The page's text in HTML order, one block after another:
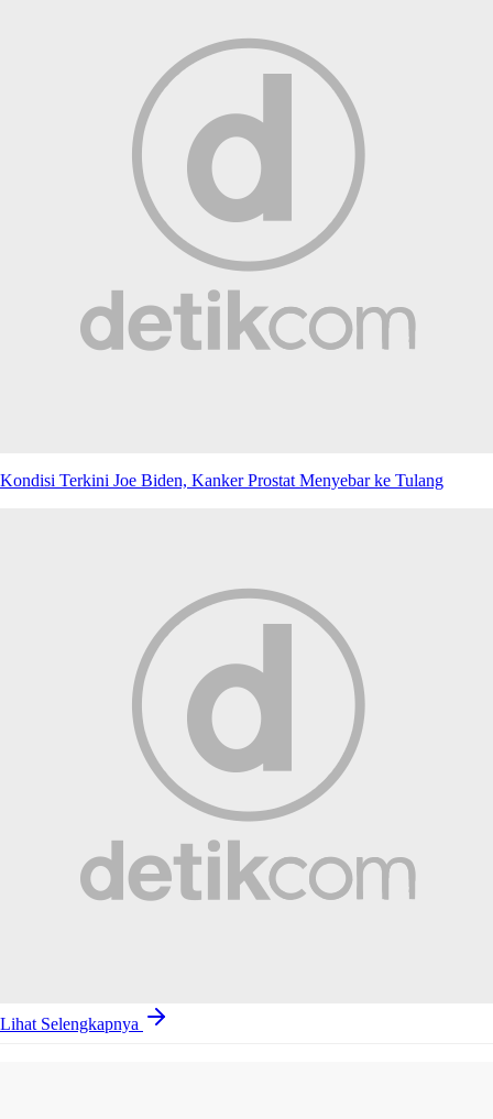
Kondisi Terkini Joe Biden, Kanker Prostat Menyebar ke Tulang
Lihat Selengkapnya